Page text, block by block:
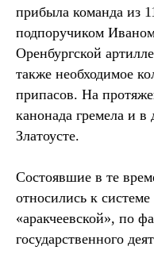
прибыла команда из
подпоручиком
Оренбургской
также необходимое
припасов. На
канонада гремела и
Златоусте.
Состоявшие в те
относились к
«аракчеевской», по
государственного